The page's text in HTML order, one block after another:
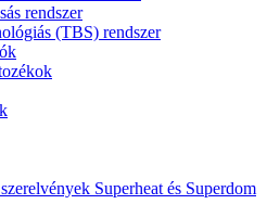
rendszer
(TBS) rendszer
Superheat és Superdom